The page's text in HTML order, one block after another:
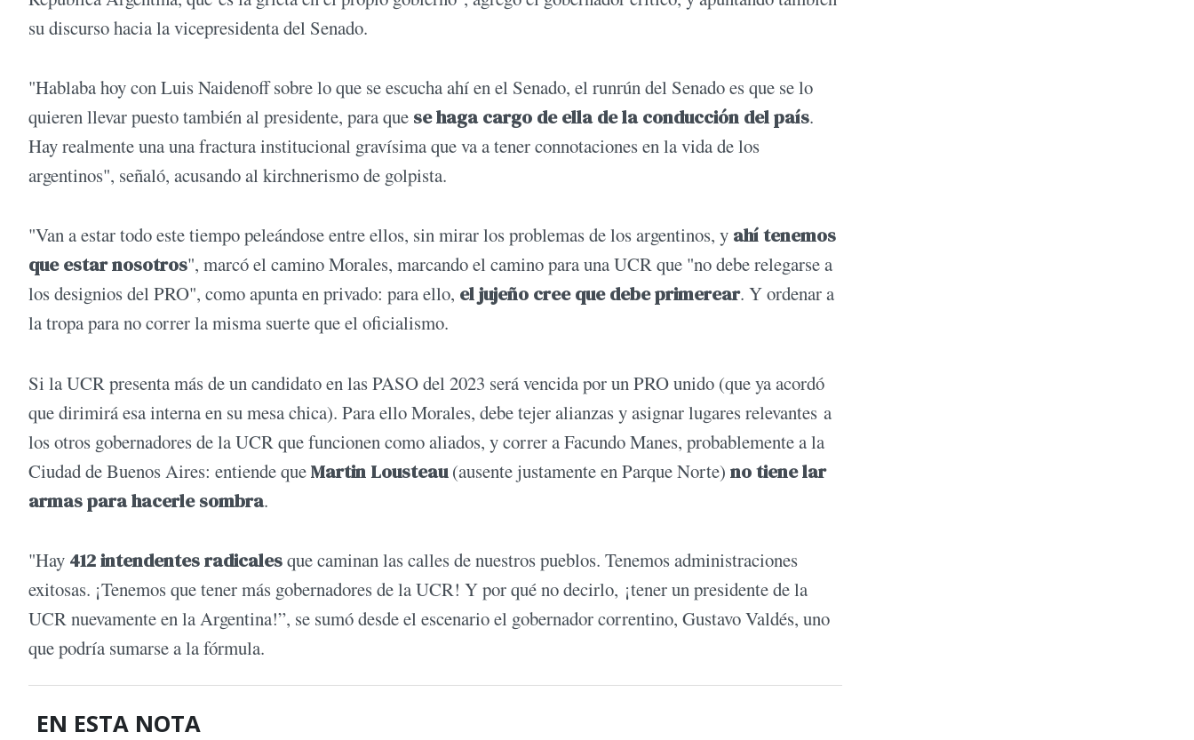
su discurso hacia la vicepresidenta del Senado.
"Hablaba hoy con Luis Naidenoff sobre lo que se escucha ahí en el Senado, el runrún del Senado es que se lo
quieren llevar puesto también al presidente, para que se haga cargo de ella de la conducción del país.
Hay realmente una una fractura institucional gravísima que va a tener connotaciones en la vida de los
argentinos", señaló, acusando al kirchnerismo de golpista.
"Van a estar todo este tiempo peleándose entre ellos, sin mirar los problemas de los argentinos, y ahí tenemos
que estar nosotros", marcó el camino Morales, marcando el camino para una UCR que "no debe relegarse a
los designios del PRO", como apunta en privado: para ello, el jujeño cree que debe primerear. Y ordenar a
la tropa para no correr la misma suerte que el oficialismo.
Si la UCR presenta más de un candidato en las PASO del 2023 será vencida por un PRO unido (que ya acordó
que dirimirá esa interna en su mesa chica). Para ello Morales, debe tejer alianzas y asignar lugares relevantes a
los otros gobernadores de la UCR que funcionen como aliados, y correr a Facundo Manes, probablemente a la
Ciudad de Buenos Aires: entiende queMartin Lousteau(ausente justamente en Parque Norte) no tiene lar
armas para hacerle sombra.
"Hay 412 intendentes radicalesque caminan las calles de nuestros pueblos. Tenemos administraciones
exitosas. ¡Tenemos que tener más gobernadores de la UCR! Y por qué no decirlo, ¡tener un presidente de la
UCR nuevamente en la Argentina!”, se sumó desde el escenario el gobernador correntino, Gustavo Valdés, uno
que podría sumarse a la fórmula.
EN ESTA NOTA